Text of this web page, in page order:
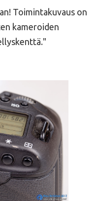
Toimintakuvaus on
kameroiden